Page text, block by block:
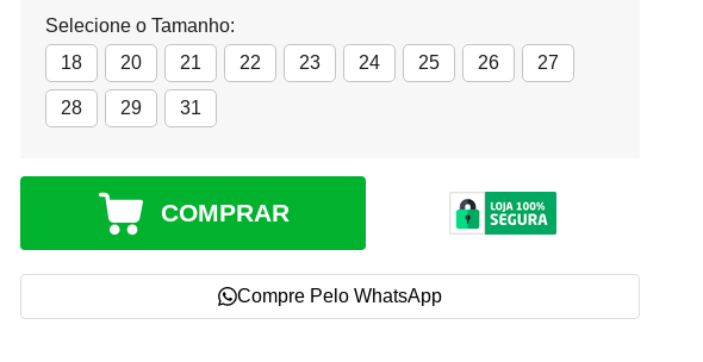
Selecione o Tamanho:
18
20 21 22 23 24 25 26 27
28 29 31
COMPRAR
Compre Pelo WhatsApp